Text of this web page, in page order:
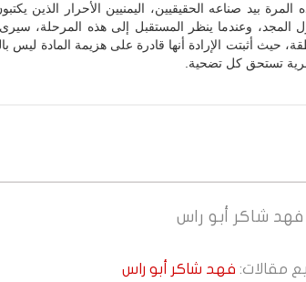
المرة بيد صناعه الحقيقيين، اليمنيين الأحرار الذين
المجد، وعندما ينظر المستقبل إلى هذه المرحلة،
حيث أثبتت الإرادة أنها قادرة على هزيمة المادة ليس
تستحق كل تضحية.
فهد شاكر أبو راس
مقالات: فهد شاكر أبو راس